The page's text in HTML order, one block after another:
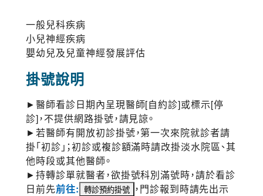
一般兒科疾病
小兒神經疾病
嬰幼兒及兒童神經發展評估
掛號說明
►醫師看診日期內呈現醫師[自約診]或標示[停
診]，不提供網路掛號，請見諒。
►若醫師有開放初診掛號，第一次來院就診者請
掛「初診」；初診或複診額滿時請改掛淡水院區、其
他時段或其他醫師。
►持轉診單就醫者，欲掛號科別滿號時，請於看診
日前先前往:
，門診報到時請先出示